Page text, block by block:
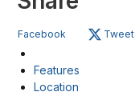
Facebook Tweet
Features
Location